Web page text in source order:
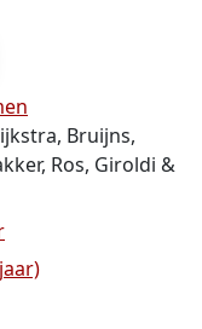
Bruijns,
Ros, Giroldi &